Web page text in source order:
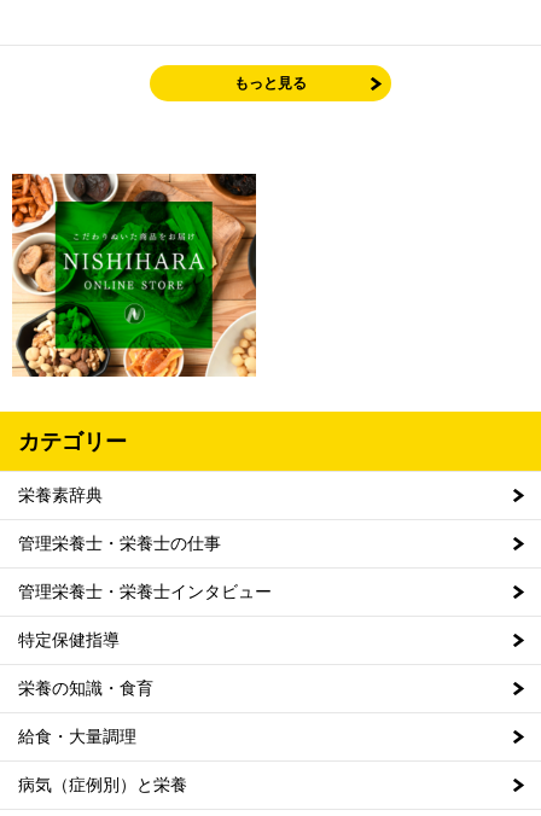
もっと見る
カテゴリー
栄養素辞典
管理栄養士・栄養士の仕事
管理栄養士・栄養士インタビュー
特定保健指導
栄養の知識・食育
給食・大量調理
病気（症例別）と栄養